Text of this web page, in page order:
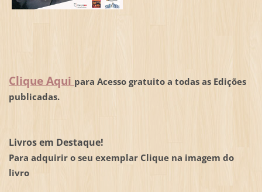
Clique Aqui para Acesso gratuito a todas as Edições
publicadas.
Livros em Destaque!
Para adquirir o seu exemplar Clique na imagem do
livro